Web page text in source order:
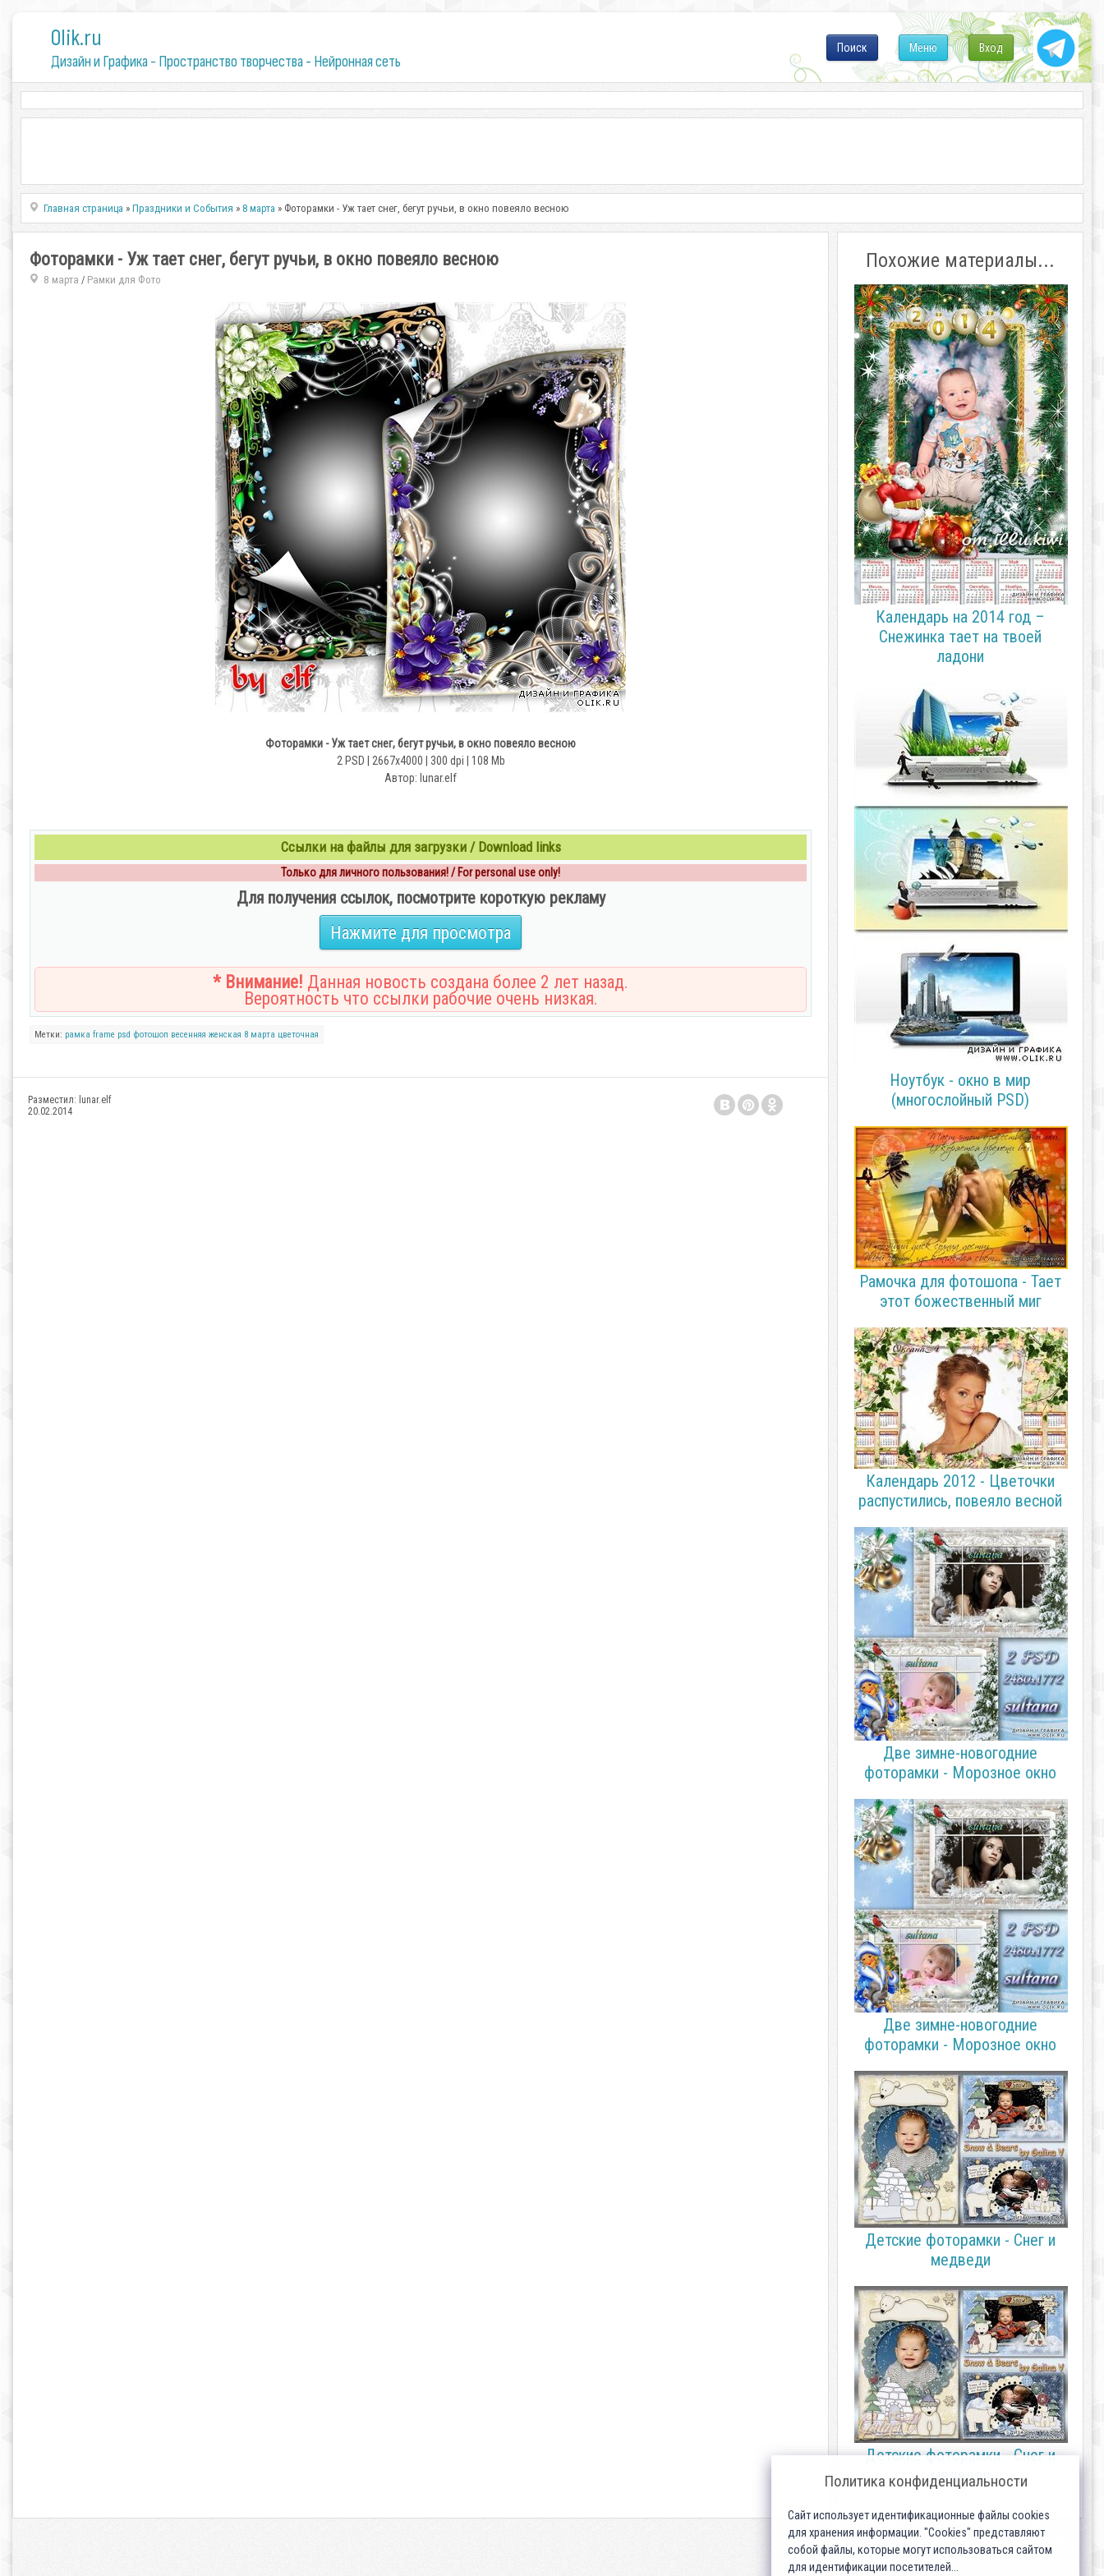
0lik.ru
Дизайн и Графика - Пространство творчества - Нейронная сеть
Вход
Меню
Поиск
Главная страница »Праздники и События »8 марта » Фоторамки - Уж тает снег, бегут ручьи, в окно повеяло весною
Фоторамки - Уж тает снег, бегут ручьи, в окно повеяло весною
8 марта / Рамки для Фото
Фоторамки - Уж тает снег, бегут ручьи, в окно повеяло весною
2 PSD | 2667х4000 | 300 dpi | 108 Mb
Автор: lunar.elf
Ссылки на файлы для загрузки / Download links
Только для личного пользования! / For personal use only!
Для получения ссылок, посмотрите короткую рекламу
Нажмите для просмотра
* Внимание! Данная новость создана более 2 лет назад.
Вероятность что ссылки рабочие очень низкая.
Метки: рамка frame psd фотошоп весенняя женская 8 марта цветочная
Разместил: lunar.elf
20.02.2014
Похожие материалы...
Календарь на 2014 год –
Снежинка тает на твоей
ладони
Ноутбук - окно в мир
(многослойный PSD)
Рамочка для фотошопа - Тает
этот божественный миг
Календарь 2012 - Цветочки
распустились, повеяло весной
Две зимне-новогодние
фоторамки - Морозное окно
Две зимне-новогодние
фоторамки - Морозное окно
Детские фоторамки - Снег и
медведи
Детские фоторамки - Снег и
медведи
Политика конфиденциальности
Сайт использует идентификационные файлы cookies
для хранения информации. "Cookies" представляют
собой файлы, которые могут использоваться сайтом
для идентификации посетителей...